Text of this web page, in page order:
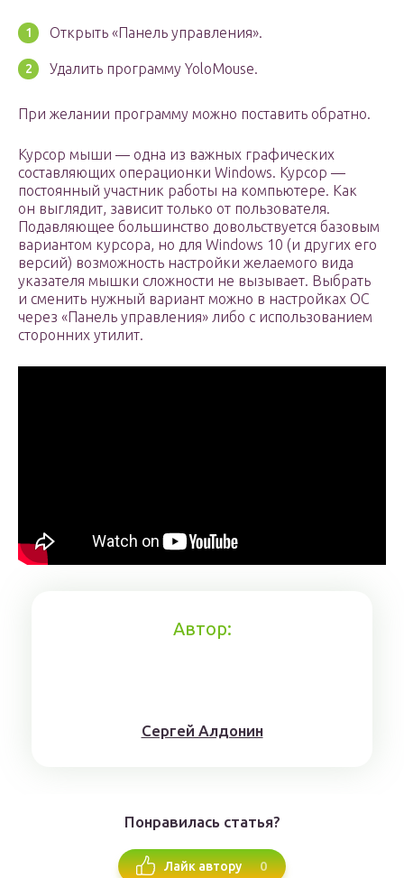
Открыть «Панель управления».
Удалить программу YoloMouse.
При желании программу можно поставить обратно.
Курсор мыши — одна из важных графических
составляющих операционки Windows. Курсор —
постоянный участник работы на компьютере. Как
он выглядит, зависит только от пользователя.
Подавляющее большинство довольствуется базовым
вариантом курсора, но для Windows 10 (и других его
версий) возможность настройки желаемого вида
указателя мышки сложности не вызывает. Выбрать
и сменить нужный вариант можно в настройках ОС
через «Панель управления» либо с использованием
сторонних утилит.
Автор:
Сергей Алдонин
Понравилась статья?
Лайк автору 0